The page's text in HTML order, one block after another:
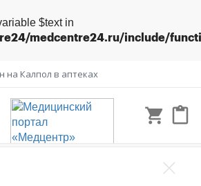
$text in
medcentre24.ru/include/
на Калпол в аптеках
shopping_cart content_paste